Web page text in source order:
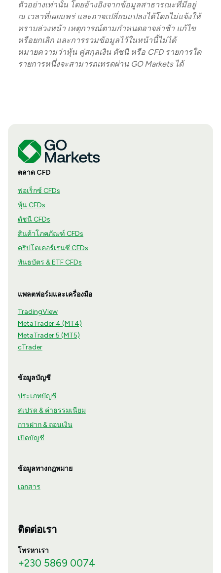
ตัวอย่างเท่านั้น โดยอ้างอิงจากข้อมูลสาธารณะที่มีอยู่
ณ เวลาที่เผยแพร่ และอาจเปลี่ยนแปลงได้โดยไม่แจ้งให้
ทราบล่วงหน้า เหตุการณ์ตามกำหนดอาจล่าช้า แก้ไข
หรือยกเลิก และการรวมข้อมูลไว้ในหน้านี้ไม่ได้
หมายความว่าหุ้น คู่สกุลเงิน ดัชนี หรือ CFD รายการใด
รายการหนึ่งจะสามารถเทรดผ่าน GO Markets ได้
ตลาด CFD
ฟอเร็กซ์ CFDs
หุ้น CFDs
ดัชนี CFDs
สินค้าโภคภัณฑ์ CFDs
คริปโตเคอร์เรนซี CFDs
พันธบัตร & ETF CFDs
แพลตฟอร์มและเครื่องมือ
TradingView
MetaTrader 4 (MT4)
MetaTrader 5 (MT5)
cTrader
ข้อมูลบัญชี
ประเภทบัญชี
สเปรด & ค่าธรรมเนียม
การฝาก & ถอนเงิน
เปิดบัญชี
ข้อมูลทางกฎหมาย
เอกสาร
ติดต่อเรา
โทรหาเรา
+230 5869 0074